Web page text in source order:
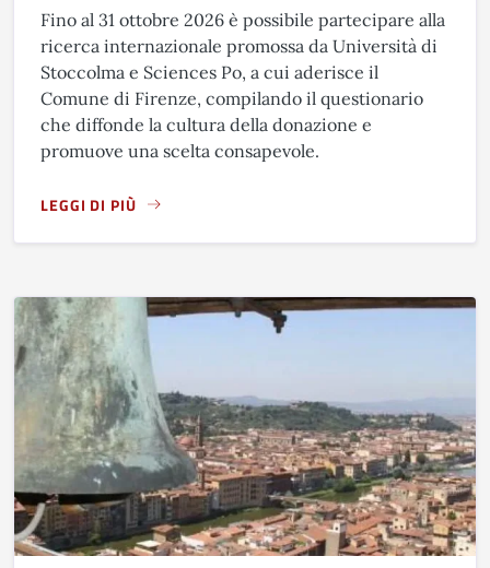
Fino al 31 ottobre 2026 è possibile partecipare alla
ricerca internazionale promossa da Università di
Stoccolma e Sciences Po, a cui aderisce il
Comune di Firenze, compilando il questionario
che diffonde la cultura della donazione e
promuove una scelta consapevole.
LEGGI DI PIÙ
A PROPOSITO DI DONAZIONE DI ORGANI: QUESTIONARIO